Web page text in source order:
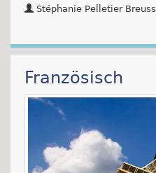
Stéphanie Pelletier Breuss
Französisch